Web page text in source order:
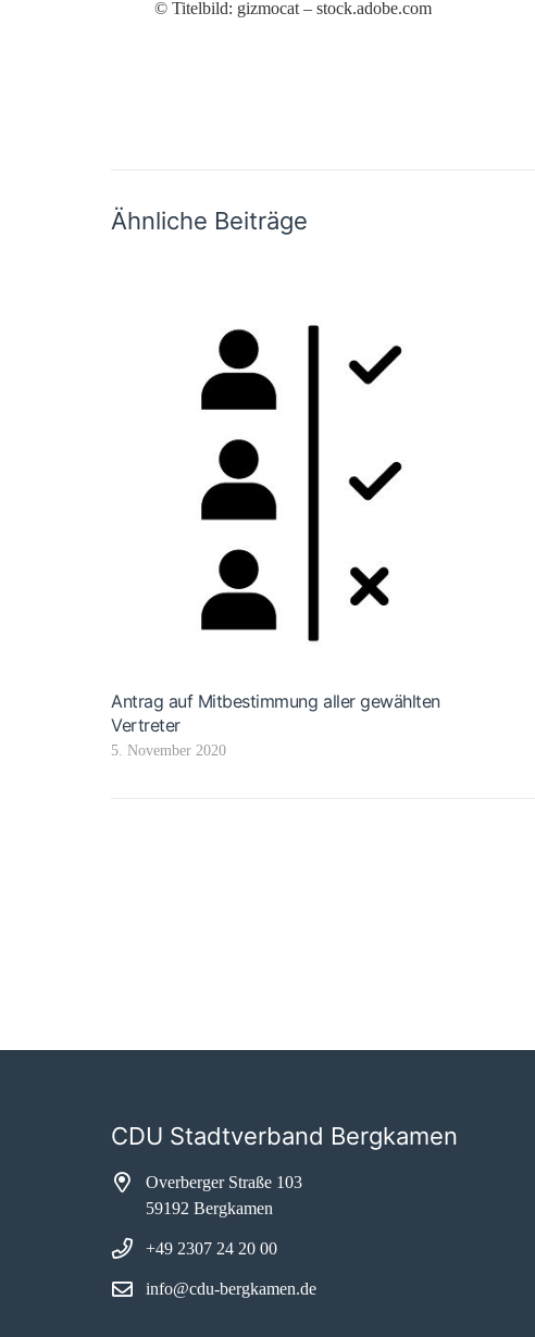
© Titelbild: gizmocat – stock.adobe.com
Ähnliche Beiträge
Antrag auf Mitbestimmung aller gewählten
Vertreter
5. November 2020
CDU Stadtverband Bergkamen
Overberger Straße 103
59192 Bergkamen
+49 2307 24 20 00
info@cdu-bergkamen.de